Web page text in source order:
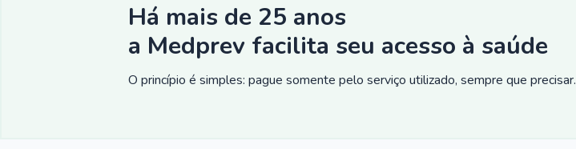
Há mais de 25 anos
a Medprev facilita seu acesso à saúde
O princípio é simples: pague somente pelo serviço utilizado, sempre que precisar.